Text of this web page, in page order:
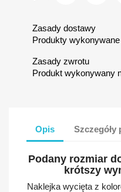
Zasady dostawy
Produkty
Zasady zwrotu
Produkt wykonywany
Opis Szczegóły
Podany rozmiar
krótszy
Naklejka wycięta z